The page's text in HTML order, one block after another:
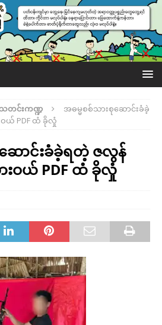
တင်းကဏ္ဍ
အဓမ္မစစ်သားစုဆောင်းခံခဲ့
ယ် PDF ထံ ခိုလှုံ
ောင်းခံခဲ့ရတဲ့ ဇလွန်
ဝယ် PDF ထံ ခိုလှုံ